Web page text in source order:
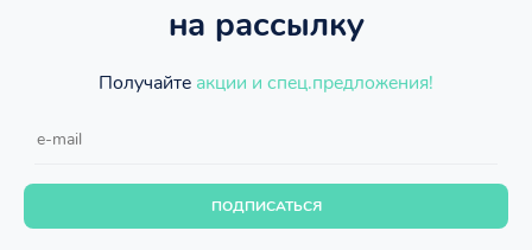
на рассылку
Получайте акции и спец.предложения!
ПОДПИСАТЬСЯ